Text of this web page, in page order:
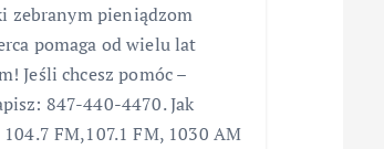
zebranym pieniądzom
pomaga od wielu lat
Jeśli chcesz pomóc –
847-440-4470. Jak
104.7 FM,107.1 FM, 1030 AM